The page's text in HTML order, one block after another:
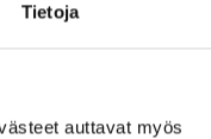
Tietoja
auttavat myös
tervetulleeksi